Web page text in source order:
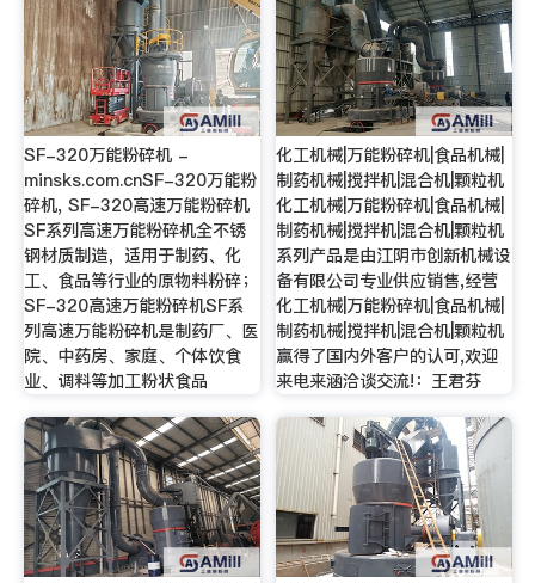
SF-320万能粉碎机 -
minsks.com.cnSF-320万能粉
碎机, SF-320高速万能粉碎机
SF系列高速万能粉碎机全不锈
钢材质制造，适用于制药、化
工、食品等行业的原物料粉碎；
SF-320高速万能粉碎机SF系
列高速万能粉碎机是制药厂、医
院、中药房、家庭、个体饮食
业、调料等加工粉状食品
化工机械|万能粉碎机|食品机械|
制药机械|搅拌机|混合机|颗粒机
化工机械|万能粉碎机|食品机械|
制药机械|搅拌机|混合机|颗粒机
系列产品是由江阴市创新机械设
备有限公司专业供应销售,经营
化工机械|万能粉碎机|食品机械|
制药机械|搅拌机|混合机|颗粒机
赢得了国内外客户的认可,欢迎
来电来涵洽谈交流!：王君芬